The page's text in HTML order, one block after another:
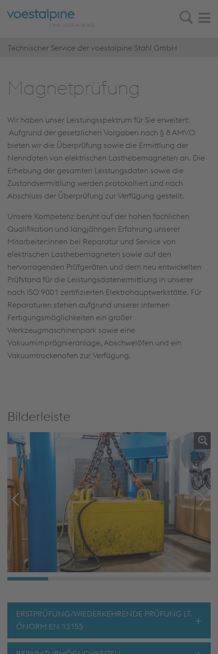
Technischer Service der voestalpine Stahl GmbH
Ma­gnet­prü­fung
Wir haben unser Leistungsspektrum für Sie erweitert:
Aufgrund der gesetzlichen Vorgaben nach § 8 AMVO
bieten wir die Überprüfung sowie die Ermittlung der
Nenndaten von elektrischen Lasthebemagneten an. Die
Erhebung der gesamten Leistungsdaten sowie die
Zustandsermittlung werden protokolliert und nach
Abschluss der Überprüfung zur Verfügung gestellt.
Unsere Kompetenz beruht auf der hohen fachlichen
Qualifikation und langjährigen Erfahrung unserer
Mitarbeiter:innen bei Reparatur und Service von
elektrischen Lasthebemagneten sowie auf den
hervorragenden Prüfgeräten und dem neu entwickelten
Prüfstand für die Leistungsdatenermittlung in unserer
nach ISO 9001 zertifizierten Elektrohauptwerkstätte. Für
Reparaturen stehen aufgrund unserer internen
Fertigungsmöglichkeiten ein großer
Werkzeugmaschinenpark sowie eine
Vakuumimprägnieranlage, Abschwelöfen und ein
Vakuumtrockenofen zur Verfügung.
Bilderleiste
ERSTPRÜFUNG/WIEDERKEHRENDE PRÜFUNG LT.
ÖNORM EN 13155
Aufnahme Ist-Daten